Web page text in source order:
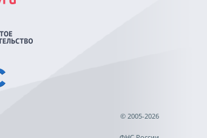
© 2005-2026